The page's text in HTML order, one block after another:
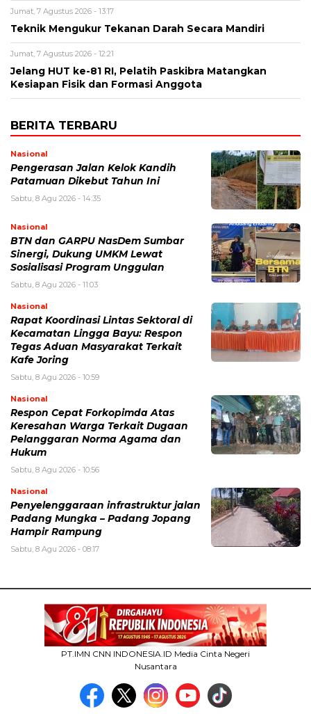
Jumat, 7 Agustus 2026 - 13:17
Teknik Mengukur Tekanan Darah Secara Mandiri
Jumat, 7 Agustus 2026 - 12:21
Jelang HUT ke-81 RI, Pelatih Paskibra Matangkan
Kesiapan Fisik dan Formasi Anggota
BERITA TERBARU
Nasional
Pengerasan Jalan Kelok Kandih
Patamuan Dikebut Tahun Ini
Sabtu, 8 Agu 2026 - 14:35
Nasional
BTN dan GARPU NasDem Sumbar
Sinergi, Dukung UMKM Lewat
Sosialisasi Program Unggulan
Sabtu, 8 Agu 2026 - 11:03
Nasional
Rapat Koordinasi Lintas Sektoral di
Kecamatan Lingga Bayu: Respon
Tegas Aduan Masyarakat Terkait
Kafe Joring
Sabtu, 8 Agu 2026 - 10:59
Nasional
Respon Cepat Forkopimda Atas
Keresahan Warga Terkait Dugaan
Pelanggaran Norma Agama dan
Hukum
Sabtu, 8 Agu 2026 - 10:56
Nasional
Penyelenggaraan infrastruktur jalan
Padang Mungka – Padang Jopang
Hampir Rampung
Sabtu, 8 Agu 2026 - 08:17
PT.IMN CNN INDONESIA.ID Media Cinta Negeri
Nusantara